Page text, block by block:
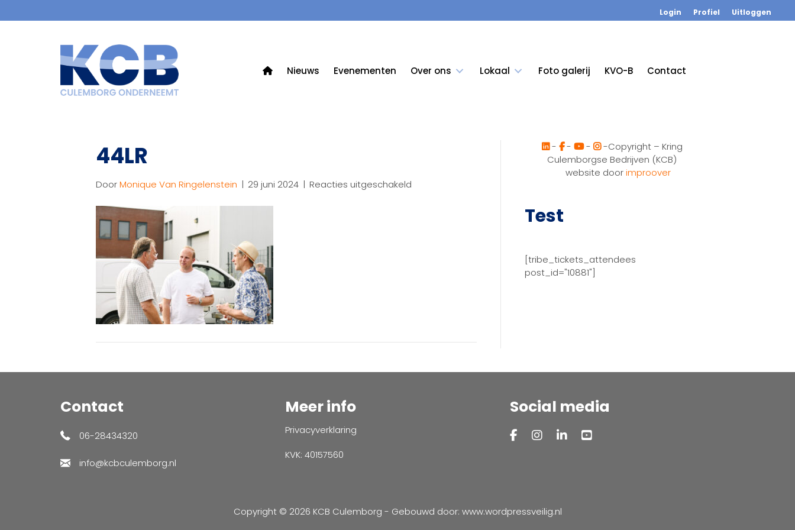
Login Profiel Uitloggen
Nieuws Evenementen Over ons Lokaal Foto galerij KVO-B Contact
44LR
DoorMonique Van Ringelenstein | 29 juni 2024 | Reacties uitgeschakeld
- - -
-Copyright – Kring
Culemborgse Bedrijven (KCB)
website doorimproover
Test
[tribe_tickets_attendees
post_id="10881"]
Contact
06-28434320
info@kcbculemborg.nl
Meer info
Privacyverklaring
KVK: 40157560
Social media
Copyright © 2026 KCB Culemborg - Gebouwd door: www.wordpressveilig.nl